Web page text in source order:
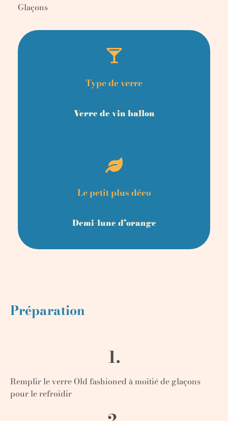
Glaçons
Type de verre
Verre de vin ballon
Le petit plus déco
Demi-lune d’orange
Préparation
1.
Remplir le verre Old fashioned à moitié de glaçons
pour le refroidir